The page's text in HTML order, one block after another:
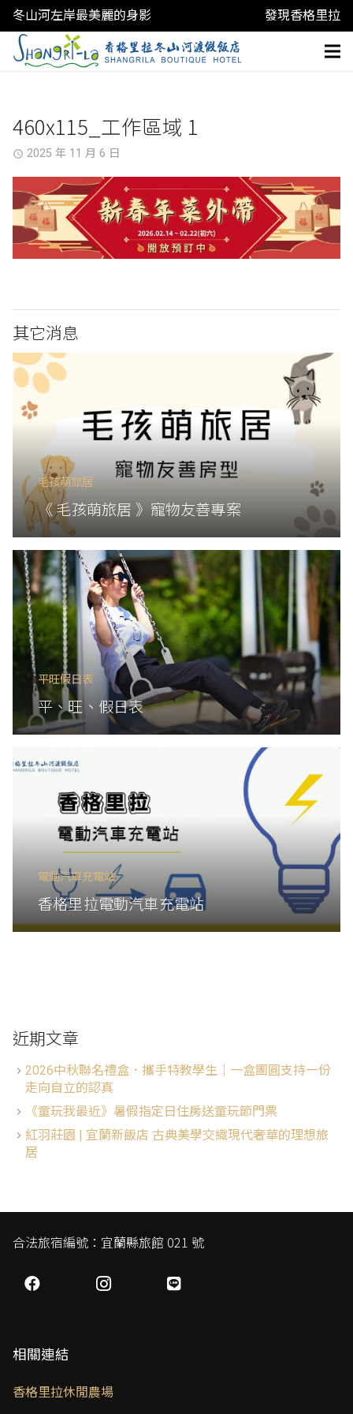
冬山河左岸最美麗的身影 發現香格里拉
460x115_工作區域 1
access_time 2025 年 11 月 6 日
其它消息
毛孩萌旅居
《 毛孩萌旅居 》寵物友善專案
平旺假日表
平、旺、假日表
電動汽車充電站
香格里拉電動汽車充電站
近期文章
2026中秋聯名禮盒．攜手特教學生│一盒團圓支持一份
走向自立的認真
《童玩我最近》暑假指定日住房送童玩節門票
紅羽莊園 | 宜蘭新飯店 古典美學交織現代奢華的理想旅
居
合法旅宿編號：宜蘭縣旅館 021 號
相關連結
香格里拉休閒農場